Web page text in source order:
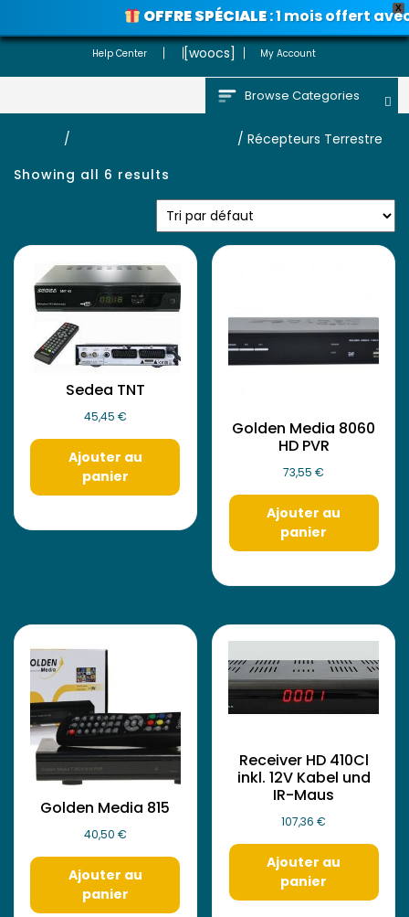
X
OFFRE SPÉCIALE: 1 mois offert
Voir les promos
Help Center [woocs] My Account
Browse Categories
/
/ Récepteurs Terrestre
Showing all 6 results
Sedea TNT
45,45 €
Ajouter au
panier
Golden Media 8060
HD PVR
73,55€
Ajouter au
panier
Golden Media 815
40,50 €
Ajouter au
panier
Receiver HD 410Cl
inkl. 12V Kabel und
IR-Maus
107,36€
Ajouter au
panier